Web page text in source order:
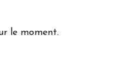
le moment.